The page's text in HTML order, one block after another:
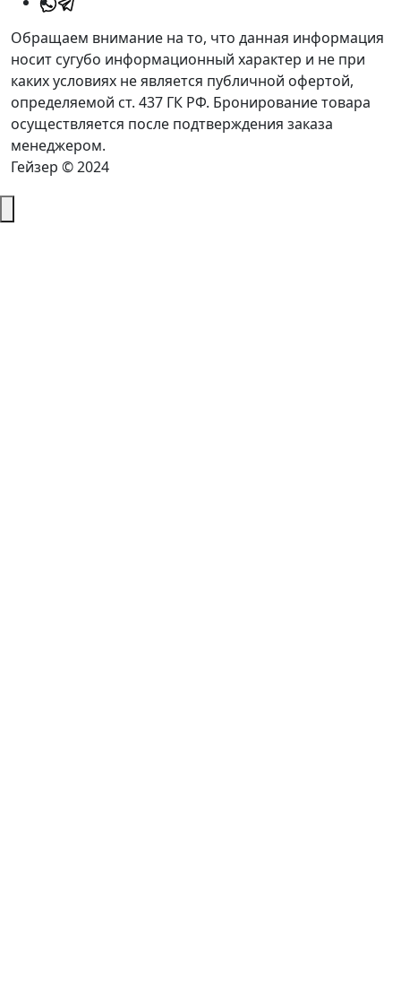
Обращаем внимание на то, что данная информация
носит сугубо информационный характер и не при
каких условиях не является публичной офертой,
определяемой ст. 437 ГК РФ. Бронирование товара
осуществляется после подтверждения заказа
менеджером.
Гейзер © 2024